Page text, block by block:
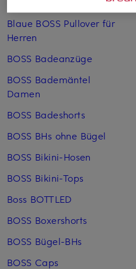
Blaue BOSS Pullover für
Herren
BOSS Badeanzüge
BOSS Bademäntel
Damen
BOSS Badeshorts
BOSS BHs ohne Bügel
BOSS Bikini-Hosen
BOSS Bikini-Tops
Boss BOTTLED
BOSS Boxershorts
BOSS Bügel-BHs
BOSS Caps